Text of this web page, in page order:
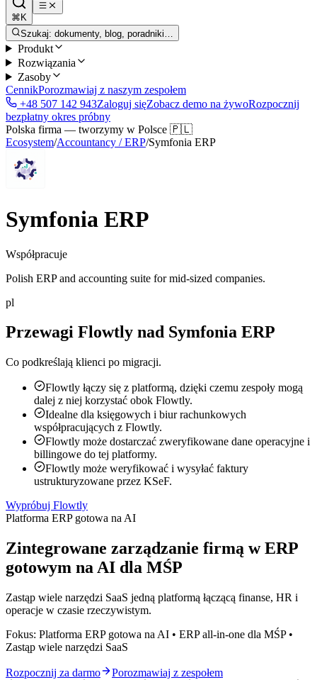
⌘K
Szukaj: dokumenty, blog, poradniki…
Produkt
Rozwiązania
Zasoby
CennikPorozmawiaj z naszym zespołem
+48 507 142 943Zaloguj sięZobacz demo na żywoRozpocznij
bezpłatny okres próbny
Polska firma — tworzymy w Polsce 🇵🇱
Ecosystem/Accountancy / ERP/Symfonia ERP
Symfonia ERP
Współpracuje
Polish ERP and accounting suite for mid-sized companies.
pl
Przewagi Flowtly nad Symfonia ERP
Co podkreślają klienci po migracji.
Flowtly łączy się z platformą, dzięki czemu zespoły mogą
dalej z niej korzystać obok Flowtly.
Idealne dla księgowych i biur rachunkowych
współpracujących z Flowtly.
Flowtly może dostarczać zweryfikowane dane operacyjne i
billingowe do tej platformy.
Flowtly może weryfikować i wysyłać faktury
ustrukturyzowane przez KSeF.
Wypróbuj Flowtly
Platforma ERP gotowa na AI
Zintegrowane zarządzanie firmą w ERP
gotowym na AI dla MŚP
Zastąp wiele narzędzi SaaS jedną platformą łączącą finanse, HR i
operacje w czasie rzeczywistym.
Fokus: Platforma ERP gotowa na AI • ERP all-in-one dla MŚP •
Zastąp wiele narzędzi SaaS
Rozpocznij za darmo
Porozmawiaj z zespołem